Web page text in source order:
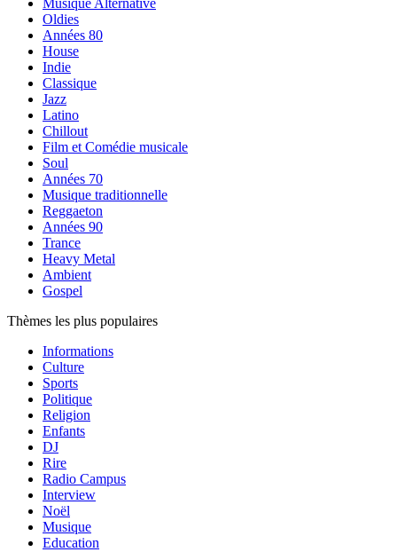
Musique Alternative
Oldies
Années 80
House
Indie
Classique
Jazz
Latino
Chillout
Film et Comédie musicale
Soul
Années 70
Musique traditionnelle
Reggaeton
Années 90
Trance
Heavy Metal
Ambient
Gospel
Thèmes les plus populaires
Informations
Culture
Sports
Politique
Religion
Enfants
DJ
Rire
Radio Campus
Interview
Noël
Musique
Education